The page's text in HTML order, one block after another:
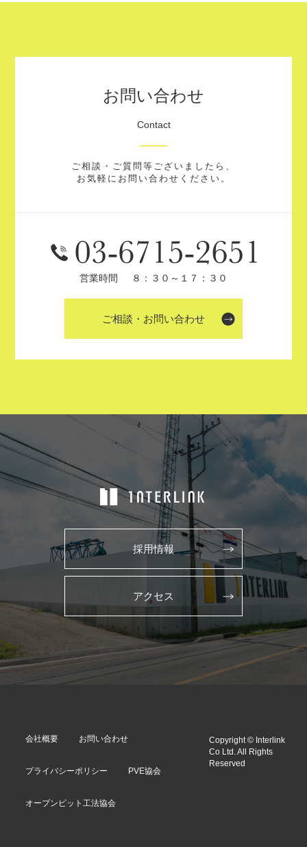
お問い合わせ
Contact
ご相談・ご質問等ございましたら、
お気軽にお問い合わせください。
営業時間 ８：３０～１７：３０
ご相談・お問い合わせ
採用情報
アクセス
会社概要 お問い合わせ
プライバシーポリシー PVE協会
オープンピット工法協会
Copyright © Interlink
Co Ltd. All Rights
Reserved